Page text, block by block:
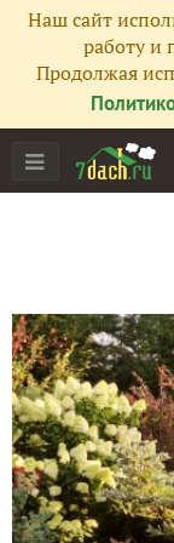
Наш сайт
работу и
Продолжая
Подписчики
Все публикации
Сейчас